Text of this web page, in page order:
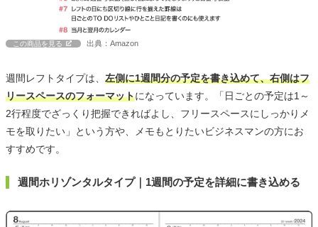
この商品を見る 出典：Amazon
週間レフトタイプは、 左側に1週間分の予定を書き込めて、右側はフ
リースペースのフォーマットになっています。「日ごとの予定は1～
2行程度でざっくり把握できればよし、フリースペースにしっかりメ
モを取りたい」という方や、メモもとりたいビジネスマンの方にお
すすめです。
週間ホリゾンタルタイプ｜1週間の予定を詳細に書き込める